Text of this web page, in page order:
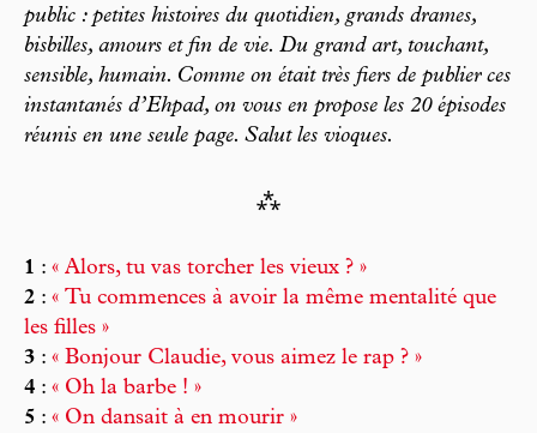
public : petites histoires du quotidien, grands drames,
bisbilles, amours et fin de vie. Du grand art, touchant,
sensible, humain. Comme on était très fiers de publier ces
instantanés d’Ehpad, on vous en propose les 20 épisodes
réunis en une seule page. Salut les vioques.
⁂
1 : « Alors, tu vas torcher les vieux ? »
2 : « Tu commences à avoir la même mentalité que
les filles »
3 : « Bonjour Claudie, vous aimez le rap ? »
4 : « Oh la barbe ! »
5 : « On dansait à en mourir »